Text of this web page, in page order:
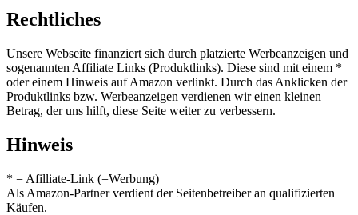
Rechtliches
Unsere Webseite finanziert sich durch platzierte Werbeanzeigen und
sogenannten Affiliate Links (Produktlinks). Diese sind mit einem *
oder einem Hinweis auf Amazon verlinkt. Durch das Anklicken der
Produktlinks bzw. Werbeanzeigen verdienen wir einen kleinen
Betrag, der uns hilft, diese Seite weiter zu verbessern.
Hinweis
* = Afilliate-Link (=Werbung)
Als Amazon-Partner verdient der Seitenbetreiber an qualifizierten
Käufen.